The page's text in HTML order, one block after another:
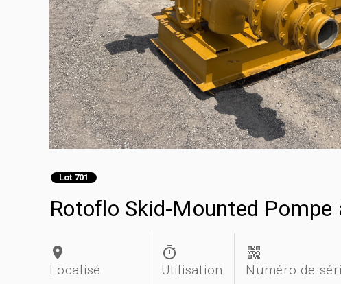
Lot 701
Rotoflo Skid-Mounted Pompe
Localisé Utilisation Numéro de